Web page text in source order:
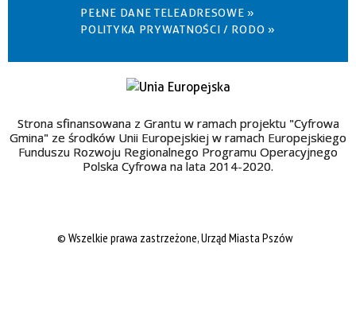
PEŁNE DANE TELEADRESOWE »
POLITYKA PRYWATNOŚCI / RODO »
Strona sfinansowana z Grantu w ramach projektu "Cyfrowa
Gmina" ze środków Unii Europejskiej w ramach Europejskiego
Funduszu Rozwoju Regionalnego Programu Operacyjnego
Polska Cyfrowa na lata 2014-2020.
© Wszelkie prawa zastrzeżone, Urząd Miasta Pszów